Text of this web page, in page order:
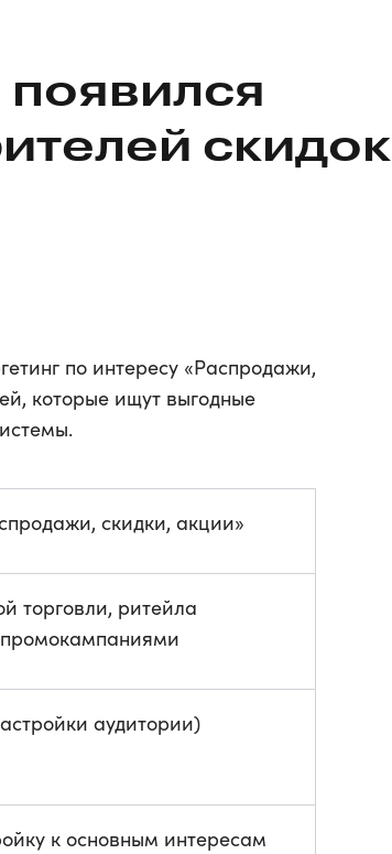
скидок
по интересу «Распродажи,
которые ищут выгодные
скидки, акции»
торговли, ритейла
аудитории)
к основным интересам